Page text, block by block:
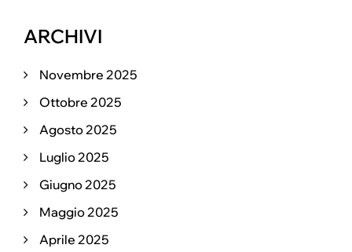
ARCHIVI
Novembre 2025
Ottobre 2025
Agosto 2025
Luglio 2025
Giugno 2025
Maggio 2025
Aprile 2025